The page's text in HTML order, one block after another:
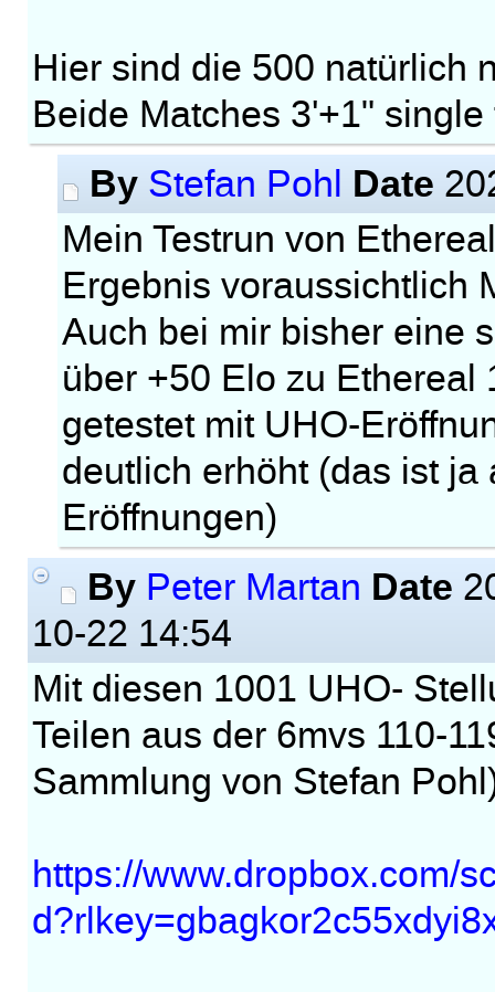
Hier sind die 500 natürlich
Beide Matches 3'+1"
By Stefan Pohl Date
Mein Testrun von
Ergebnis voraussichtlich
Auch bei mir bisher eine
über +50 Elo zu
getestet mit UHO-
deutlich erhöht (das ist
Eröffnungen)
By Peter Martan Date
10-22 14:54
Mit diesen 1001 UHO-
Teilen aus der 6mvs 110-
Sammlung von Stefan
https://www.dropbox.com/